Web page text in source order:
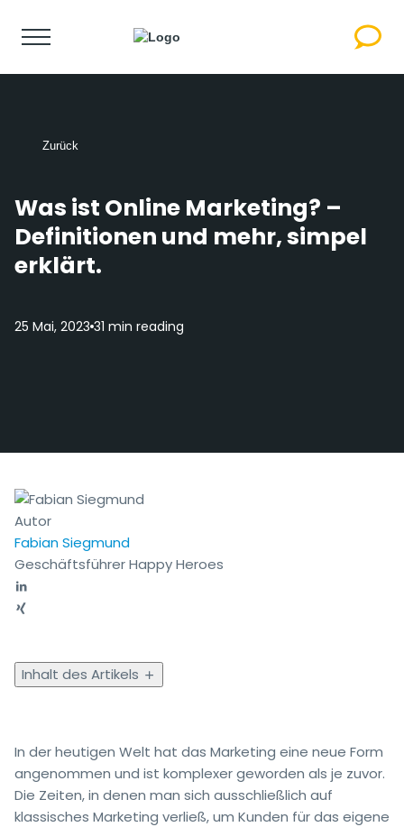
Zurück
Was ist Online Marketing? –
Definitionen und mehr, simpel
erklärt.
25 Mai, 2023 31 min reading
Autor
Fabian Siegmund
Geschäftsführer Happy Heroes
Inhalt des Artikels
In der heutigen Welt hat das Marketing eine neue Form
angenommen und ist komplexer geworden als je zuvor.
Die Zeiten, in denen man sich ausschließlich auf
klassisches Marketing verließ, um Kunden für das eigene